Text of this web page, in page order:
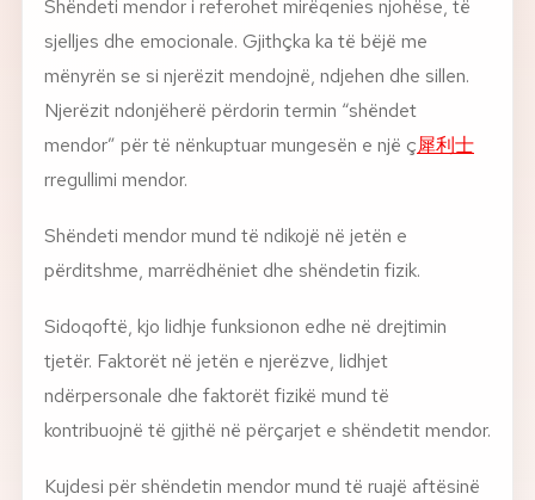
Rreth nesh
Lajme
Kontakti
EN
AL Apliko Kërko info
UMS Staff
UMS Students
Shëndeti mendor i referohet mirëqenies njohëse, të
sjelljes dhe emocionale. Gjithçka ka të bëjë me
mënyrën se si njerëzit mendojnë, ndjehen dhe sillen.
Njerëzit ndonjëherë përdorin termin “shëndet
mendor” për të nënkuptuar mungesën e një ç犀利士
rregullimi mendor.
Shëndeti mendor mund të ndikojë në jetën e
përditshme, marrëdhëniet dhe shëndetin fizik.
Sidoqoftë, kjo lidhje funksionon edhe në drejtimin
tjetër. Faktorët në jetën e njerëzve, lidhjet
ndërpersonale dhe faktorët fizikë mund të
kontribuojnë të gjithë në përçarjet e shëndetit mendor.
Kujdesi për shëndetin mendor mund të ruajë aftësinë